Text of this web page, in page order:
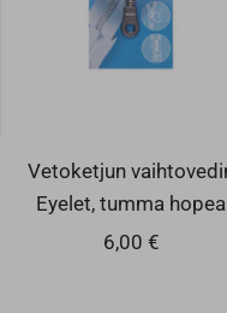
Eyelet, tumma hopea
Alennushinta
6,00 €